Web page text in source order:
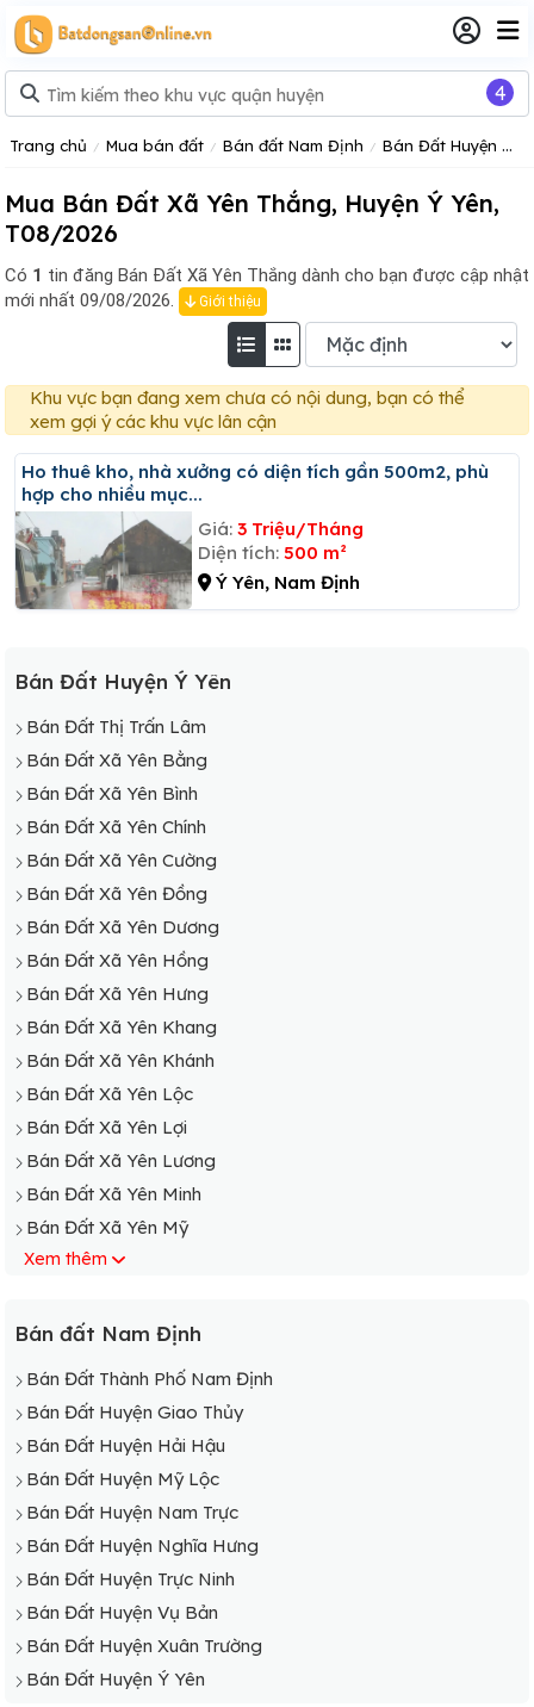
Trang chủ Mua bán đất Bán đất Nam Định Bán Đất Huyện Ý Yên
Mua Bán Đất Xã Yên Thắng, Huyện Ý Yên,
T08/2026
Có 1 tin đăng Bán Đất Xã Yên Thắng dành cho bạn được cập nhật
mới nhất 09/08/2026.
Giới thiệu
Khu vực bạn đang xem chưa có nội dung, bạn có thể
xem gợi ý các khu vực lân cận
Ho thuê kho, nhà xưởng có diện tích gần 500m2, phù
hợp cho nhiều mục...
Giá: 3 Triệu/Tháng
Diện tích: 500 m²
Ý Yên, Nam Định
Bán Đất Huyện Ý Yên
Bán Đất Thị Trấn Lâm
Bán Đất Xã Yên Bằng
Bán Đất Xã Yên Bình
Bán Đất Xã Yên Chính
Bán Đất Xã Yên Cường
Bán Đất Xã Yên Đồng
Bán Đất Xã Yên Dương
Bán Đất Xã Yên Hồng
Bán Đất Xã Yên Hưng
Bán Đất Xã Yên Khang
Bán Đất Xã Yên Khánh
Bán Đất Xã Yên Lộc
Bán Đất Xã Yên Lợi
Bán Đất Xã Yên Lương
Bán Đất Xã Yên Minh
Bán Đất Xã Yên Mỹ
Bán Đất Xã Yên Nghĩa
Bán Đất Xã Yên Ninh
Bán Đất Xã Yên Phú
Bán Đất Xã Yên Phúc
Bán Đất Xã Yên Phương
Bán Đất Xã Yên Quang
Bán Đất Xã Yên Tân
Bán Đất Xã Yên Thắng
Bán Đất Xã Yên Thành
Bán Đất Xã Yên Thọ
Bán Đất Xã Yên Tiến
Bán Đất Xã Yên Trị
Xem thêm
Bán đất Nam Định
Bán Đất Thành Phố Nam Định
Bán Đất Huyện Giao Thủy
Bán Đất Huyện Hải Hậu
Bán Đất Huyện Mỹ Lộc
Bán Đất Huyện Nam Trực
Bán Đất Huyện Nghĩa Hưng
Bán Đất Huyện Trực Ninh
Bán Đất Huyện Vụ Bản
Bán Đất Huyện Xuân Trường
Bán Đất Huyện Ý Yên
4